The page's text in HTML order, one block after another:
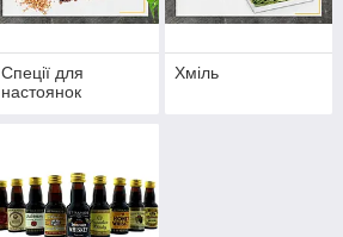
Спеції для
настоянок
Хміль